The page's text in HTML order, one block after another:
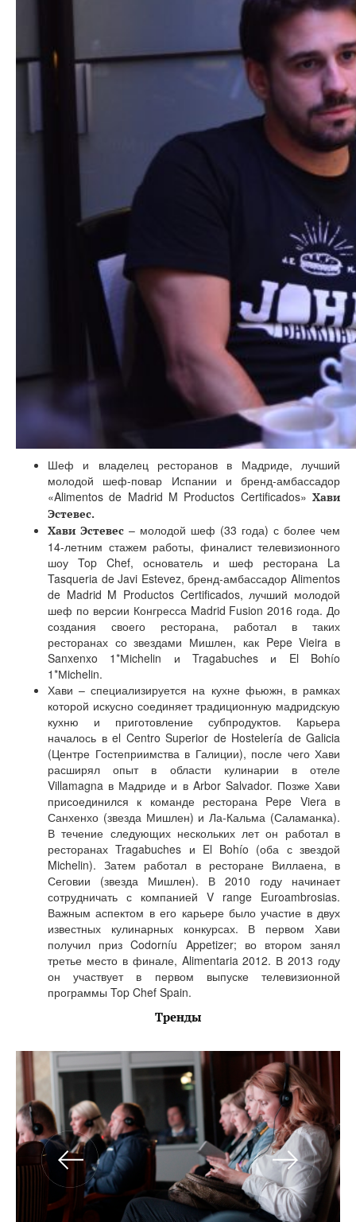
Шеф и владелец ресторанов в Мадриде, лучший
молодой шеф-повар Испании и бренд-амбассадор
«Alimentos de Madrid M Productos Certificados» Хави
Эстевес.
Хави Эстевес – молодой шеф (33 года) с более чем
14-летним стажем работы, финалист телевизионного
шоу Top Chef, основатель и шеф ресторана La
Tasqueria de Javi Estevez, бренд-амбассадор Alimentos
de Madrid M Productos Certificados, лучший молодой
шеф по версии Конгресса Madrid Fusion 2016 года. До
создания своего ресторана, работал в таких
ресторанах со звездами Мишлен, как Pepe Vieira в
Sanxenxo 1*Мichelin и Tragabuches и El Bohío
1*Мichelin.
Хави – специализируется на кухне фьюжн, в рамках
которой искусно соединяет традиционную мадридскую
кухню и приготовление субпродуктов. Карьера
началось в el Centro Superior de Hostelería de Galicia
(Центре Гостеприимства в Галиции), после чего Хави
расширял опыт в области кулинарии в отеле
Villamagna в Мадриде и в Arbor Salvador. Позже Хави
присоединился к команде ресторана Pepe Viera в
Санхенхо (звезда Мишлен) и Ла-Кальма (Саламанка).
В течение следующих нескольких лет он работал в
ресторанах Tragabuches и El Bohío (оба с звездой
Michelin). Затем работал в ресторане Виллаена, в
Сеговии (звезда Мишлен). В 2010 году начинает
сотрудничать с компанией V range Euroambrosias.
Важным аспектом в его карьере было участие в двух
известных кулинарных конкурсах. В первом Хави
получил приз Codorníu Appetizer; во втором занял
третье место в финале, Alimentaria 2012. В 2013 году
он участвует в первом выпуске телевизионной
программы Top Chef Spain.
Тренды